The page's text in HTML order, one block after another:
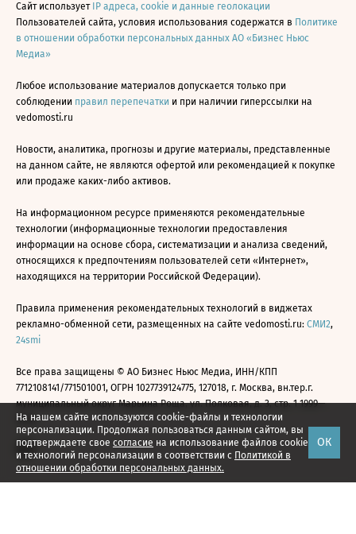
На нашем сайте используются cookie-файлы и технологии
персонализации. Продолжая пользоваться данным сайтом, вы
подтверждаете свое согласие на использование файлов cookie
и технологий персонализации в соответствии с Политикой в
отношении обработки персональных данных.
ОК
Сайт использует IP адреса, cookie и данные геолокации
Пользователей сайта, условия использования содержатся в Политике
в отношении обработки персональных данных АО «Бизнес Ньюс
Медиа»
Любое использование материалов допускается только при
соблюдении правил перепечатки и при наличии гиперссылки на
vedomosti.ru
Новости, аналитика, прогнозы и другие материалы, представленные
на данном сайте, не являются офертой или рекомендацией к покупке
или продаже каких-либо активов.
На информационном ресурсе применяются рекомендательные
технологии (информационные технологии предоставления
информации на основе сбора, систематизации и анализа сведений,
относящихся к предпочтениям пользователей сети «Интернет»,
находящихся на территории Российской Федерации).
Правила применения рекомендательных технологий в виджетах
рекламно-обменной сети, размещенных на сайте vedomosti.ru: СМИ2,
24smi
Все права защищены © АО Бизнес Ньюс Медиа, ИНН/КПП
7712108141/771501001, ОГРН 1027739124775, 127018, г. Москва, вн.тер.г.
муниципальный округ Марьина Роща, ул. Полковая, д. 3, стр. 1 1999—
2026